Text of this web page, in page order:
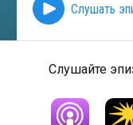
Слушать
Слушайте